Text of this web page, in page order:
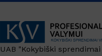
UAB "Kokybiški